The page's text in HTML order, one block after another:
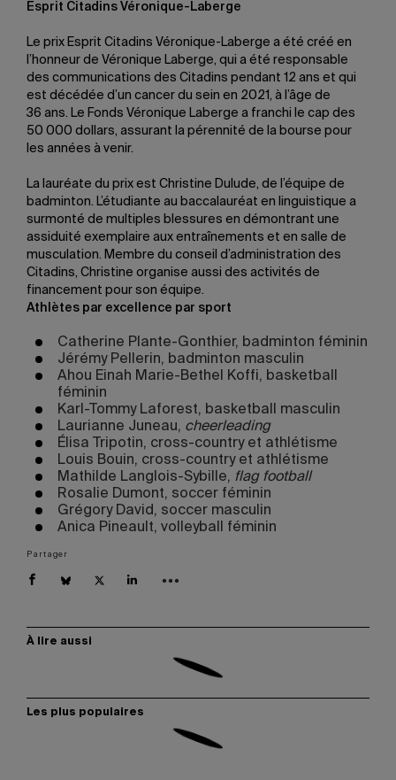
Esprit Citadins Véronique-Laberge
Le prix Esprit Citadins Véronique-Laberge a été créé en
l’honneur de Véronique Laberge, qui a été responsable
des communications des Citadins pendant 12 ans et qui
est décédée d’un cancer du sein en 2021, à l’âge de
36 ans. Le Fonds Véronique Laberge a franchi le cap des
50 000 dollars, assurant la pérennité de la bourse pour
les années à venir.
La lauréate du prix est Christine Dulude, de l’équipe de
badminton. L’étudiante au baccalauréat en linguistique a
surmonté de multiples blessures en démontrant une
assiduité exemplaire aux entraînements et en salle de
musculation. Membre du conseil d’administration des
Citadins, Christine organise aussi des activités de
financement pour son équipe.
Athlètes par excellence par sport
Catherine Plante-Gonthier, badminton féminin
Jérémy Pellerin, badminton masculin
Ahou Einah Marie-Bethel Koffi, basketball
féminin
Karl-Tommy Laforest, basketball masculin
Laurianne Juneau, cheerleading
Élisa Tripotin, cross-country et athlétisme
Louis Bouin, cross-country et athlétisme
Mathilde Langlois-Sybille, flag football
Rosalie Dumont, soccer féminin
Grégory David, soccer masculin
Anica Pineault, volleyball féminin
Partager
À lire aussi
Les plus populaires